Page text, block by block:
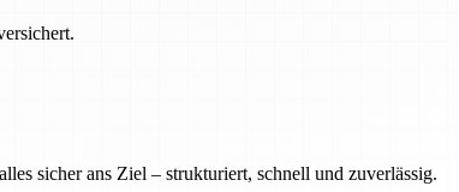
sicher ans Ziel – strukturiert, schnell und zuverlässig.